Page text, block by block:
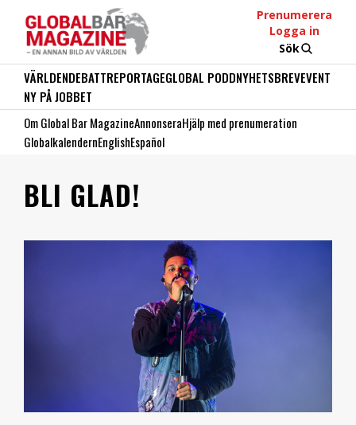
Prenumerera
Logga in
Sök
VÄRLDENDEBATTREPORTAGEGLOBAL PODDNYHETSBREVEVENT
NY PÅ JOBBET
Om Global Bar MagazineAnnonseraHjälp med prenumeration
GlobalkalendernEnglishEspañol
BLI GLAD!